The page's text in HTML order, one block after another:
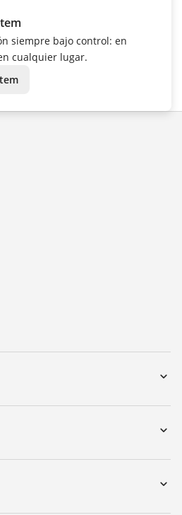
siempre bajo control: en
cualquier lugar.